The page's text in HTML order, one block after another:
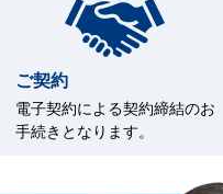
ご契約
電子契約による契約締結のお
手続きとなります。